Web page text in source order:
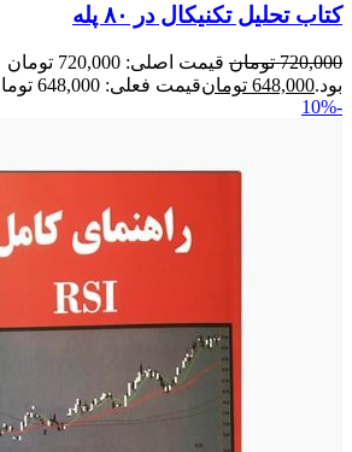
کتاب تحلیل تکنیکال در ۸۰ پله
720,000 تومان
قیمت اصلی: 720,000 تومان
بود.648,000 تومانقیمت فعلی: 648,000 تومان.
-10%